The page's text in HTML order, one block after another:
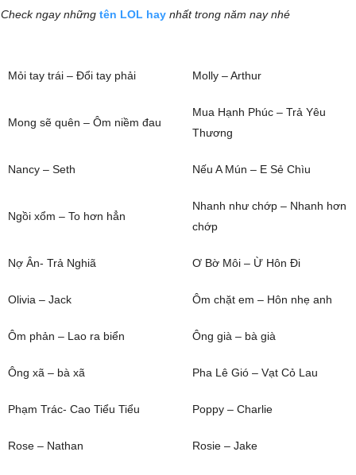
Check ngay những tên LOL hay nhất trong năm nay nhé
Mỏi tay trái – Đổi tay phải Molly – Arthur
Mong sẽ quên – Ôm niềm đau
Mua Hạnh Phúc – Trả Yêu
Thương
Nancy – Seth Nếu A Mún – E Sẻ Chìu
Ngồi xổm – To hơn hẳn
Nhanh như chớp – Nhanh hơn
chớp
Nợ Ân- Trả Nghiã Ơ Bờ Môi – Ừ Hôn Đi
Olivia – Jack Ôm chặt em – Hôn nhẹ anh
Ôm phản – Lao ra biển Ông già – bà già
Ông xã – bà xã Pha Lê Gió – Vạt Cỏ Lau
Phạm Trác- Cao Tiểu Tiểu Poppy – Charlie
Rose – Nathan Rosie – Jake